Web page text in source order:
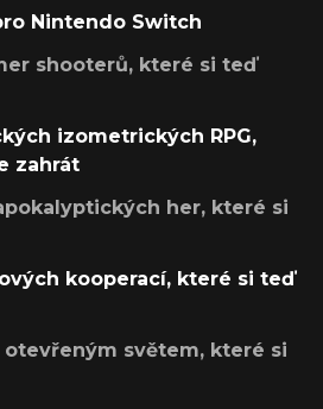
Nintendo Switch
shooterů, které si teď
izometrických RPG,
zahrát
her, které si
kooperací, které si teď
otevřeným světem, které si